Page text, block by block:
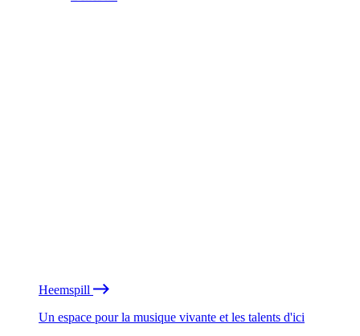
Heemspill
Un espace pour la musique vivante et les talents d'ici